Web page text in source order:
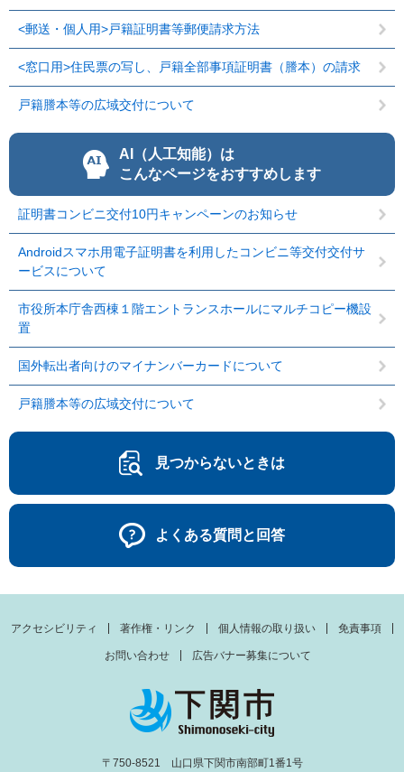
<郵送・個人用>戸籍証明書等郵便請求方法
<窓口用>住民票の写し、戸籍全部事項証明書（謄本）の請求
戸籍謄本等の広域交付について
AI（人工知能）は
こんなページをおすすめします
証明書コンビニ交付10円キャンペーンのお知らせ
Androidスマホ用電子証明書を利用したコンビニ等交付交付サ
ービスについて
市役所本庁舎西棟１階エントランスホールにマルチコピー機設
置
国外転出者向けのマイナンバーカードについて
戸籍謄本等の広域交付について
見つからないときは
よくある質問と回答
アクセシビリティ 著作権・リンク 個人情報の取り扱い 免責事項
お問い合わせ 広告バナー募集について
〒750-8521 山口県下関市南部町1番1号